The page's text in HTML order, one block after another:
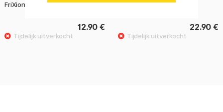
FriXion Ball Fancy 0.7 3-pack
12.90 €
FriXion Fancy 0.7 6-pack
22.90 €